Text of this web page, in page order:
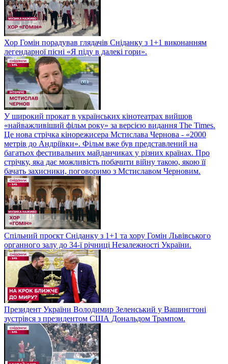
Хор Гомін порадував глядачів Сніданку з 1+1 виконанням
легендарної пісні «Я піду в далекі гори».
У широкий прокат в українських кінотеатрах вийшов
«найважливіший фільм року» за версією видання The Times.
Це нова стрічка кінорежисера Мстислава Чернова - «2000
метрів до Андріївки». Фільм вже був представлений на
багатьох фестивальних майданчиках у різних країнах. Про
стрічку, яка дає можливість побачити війну такою, якою її
бачать захисники, поговоримо з Мстиславом Черновим.
Спільний проєкт Сніданку з 1+1 та хору Гомін Львівського
органного залу до 34-ї річниці Незалежності України.
Президент України Володимир Зеленський у Вашингтоні
зустрівся з президентом США Дональдом Трампом.